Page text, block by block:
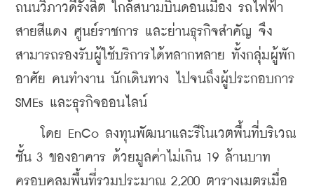
ถนนวิภาวดีรังสิต ใกล้สนามบินดอนเมือง รถไฟฟ้า
สายสีแดง ศูนย์ราชการ และย่านธุรกิจสำคัญ จึง
สามารถรองรับผู้ใช้บริการได้หลากหลาย ทั้งกลุ่มผู้พัก
อาศัย คนทำงาน นักเดินทาง ไปจนถึงผู้ประกอบการ
SMEs และธุรกิจออนไลน์
โดย EnCo ลงทุนพัฒนาและรีโนเวตพื้นที่บริเวณ
ชั้น 3 ของอาคาร ด้วยมูลค่าไม่เกิน 19 ล้านบาท
ครอบคลุมพื้นที่รวมประมาณ 2,200 ตารางเมตรเมื่อ